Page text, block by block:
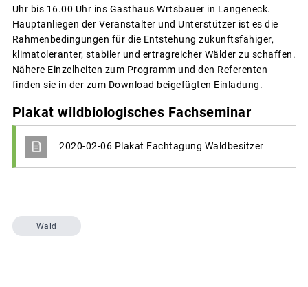
Uhr bis 16.00 Uhr ins Gasthaus Wrtsbauer in Langeneck.
Hauptanliegen der Veranstalter und Unterstützer ist es die
Rahmenbedingungen für die Entstehung zukunftsfähiger,
klimatoleranter, stabiler und ertragreicher Wälder zu schaffen.
Nähere Einzelheiten zum Programm und den Referenten
finden sie in der zum Download beigefügten Einladung.
Plakat wildbiologisches Fachseminar
2020-02-06 Plakat Fachtagung Waldbesitzer
Wald